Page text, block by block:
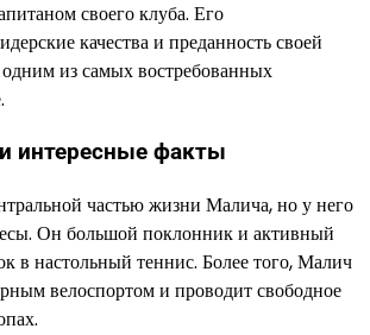
своего клуба. Его
качества и преданность своей
из самых востребованных
интересные факты
частью жизни Малича, но у него
Он большой поклонник и активный
в настольный теннис. Более того, Малич
велоспортом и проводит свободное